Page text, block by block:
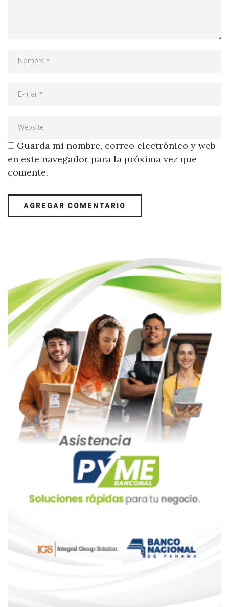
Guarda mi nombre, correo electrónico y web
en este navegador para la próxima vez que
comente.